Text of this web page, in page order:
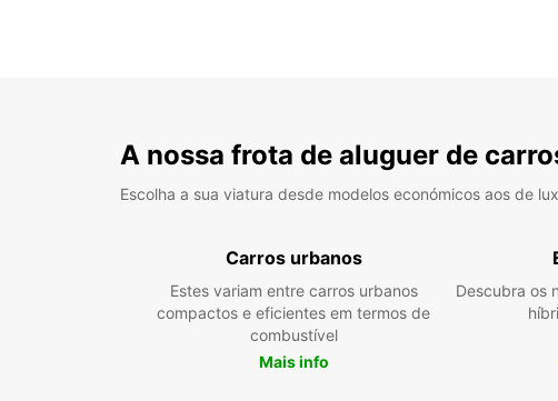
A nossa frota de aluguer de
Escolha a sua viatura desde modelos económicos aos de
Carros urbanos
Estes variam entre carros urbanos
compactos e eficientes em termos de
combustível
Mais info
Descubra os